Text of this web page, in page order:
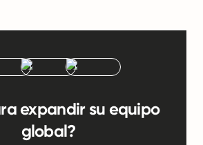
expandir su equipo
global?